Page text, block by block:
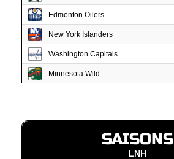
Edmonton Oilers
New York Islanders
Washington Capitals
Minnesota Wild
SAISONS
LNH